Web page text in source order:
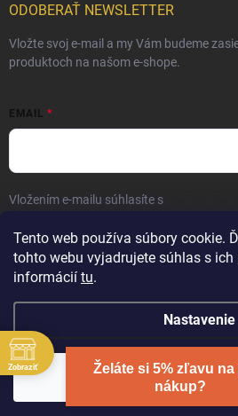
Tento web používa súbory cookie.
tohto webu vyjadrujete súhlas s
informácií tu.
Nastavenie
Súhlasím
ODOBERAŤ NEWSLETTER
Vložte svoj e-mail a my Vám budeme
produktoch na našom e-shope.
EMAIL
Vložením e-mailu súhlasíte s
Prihlásiť sa
Vytvoril
Copyright 2026Elite Palace.
Zobraziť
Želáte si 5% zľavu
nákup?